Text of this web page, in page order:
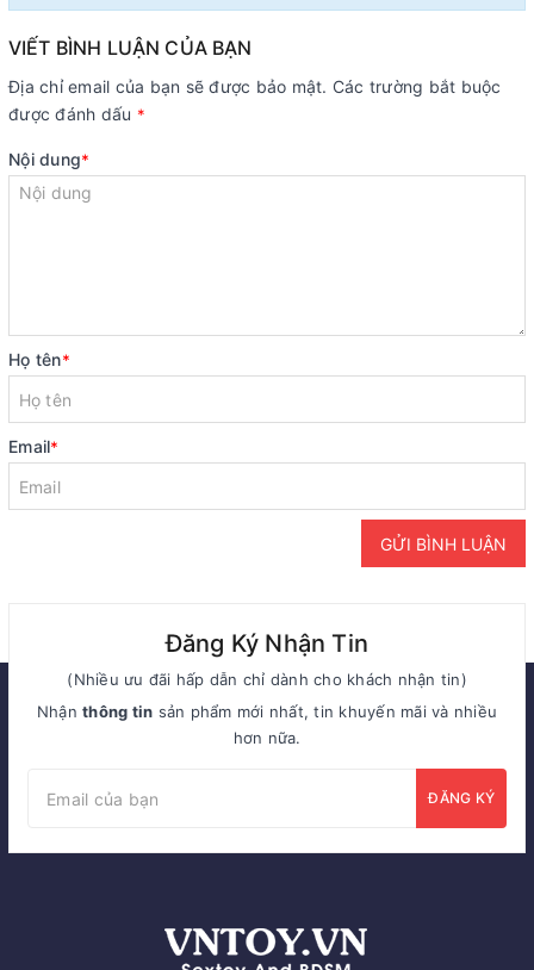
VIẾT BÌNH LUẬN CỦA BẠN
Địa chỉ email của bạn sẽ được bảo mật. Các trường bắt buộc
được đánh dấu *
Nội dung*
Họ tên*
Email*
GỬI BÌNH LUẬN
Đăng Ký Nhận Tin
(Nhiều ưu đãi hấp dẫn chỉ dành cho khách nhận tin)
Nhậnthông tin sản phẩm mới nhất, tin khuyến mãi và nhiều
hơn nữa.
ĐĂNG KÝ